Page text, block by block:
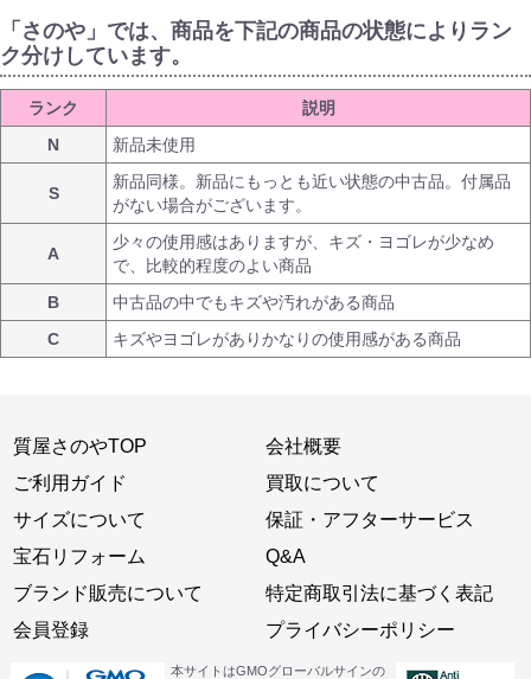
「さのや」では、商品を下記の商品の状態によりラン
ク分けしています。
ランク
説明
N
新品未使用
S
新品同様。新品にもっとも近い状態の中古品。付属品
がない場合がございます。
A
少々の使用感はありますが、キズ・ヨゴレが少なめ
で、比較的程度のよい商品
B
中古品の中でもキズや汚れがある商品
C
キズやヨゴレがありかなりの使用感がある商品
質屋さのやTOP
ご利用ガイド
サイズについて
宝石リフォーム
ブランド販売について
会員登録
会社概要
買取について
保証・アフターサービス
Q&A
特定商取引法に基づく表記
プライバシーポリシー
本サイトはGMOグローバルサインの